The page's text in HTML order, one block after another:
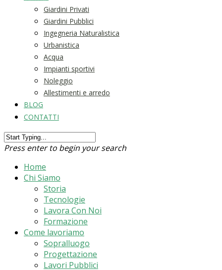
Giardini Privati
Giardini Pubblici
Ingegneria Naturalistica
Urbanistica
Acqua
Impianti sportivi
Noleggio
Allestimenti e arredo
BLOG
CONTATTI
Press enter to begin your search
Home
Chi Siamo
Storia
Tecnologie
Lavora Con Noi
Formazione
Come lavoriamo
Sopralluogo
Progettazione
Lavori Pubblici